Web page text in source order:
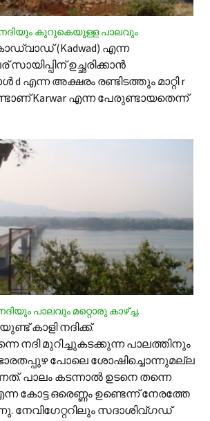
നദിയും കുറുകെയുള്ള പാലവും
(Kadwad) എന്ന
സായിപ്പിന് ഉച്ഛരിക്കാന്‍
d എന്ന അക്ഷരം രണ്ടിടത്തും മാറ്റി r
Karwar എന്ന പേരുണ്ടായതെന്ന്
പാലവും മറ്റൊരു കാഴ്ച്ച.
കാളി നദിക്ക്.
മുറിച്ചുകടക്കുന്ന പാലത്തിനും
പോലെ ശോഷിച്ചൊന്നുമല്ല
പാലം കടന്നാല്‍ ഉടനെ തന്നെ
കോട്ട ഒരെണ്ണം ഉണ്ടെന്ന് നേരത്തേ
നേവിഗേറ്ററിലും സദാശിവ്‌ഗഡ്